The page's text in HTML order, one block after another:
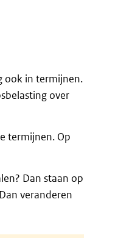
ook in termijnen.
over
termijnen. Op
Dan staan op
veranderen